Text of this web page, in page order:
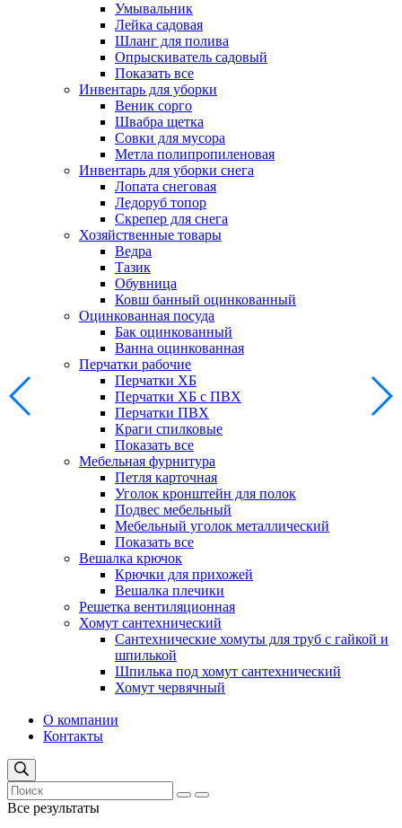
Умывальник
Лейка садовая
Шланг для полива
Опрыскиватель садовый
Показать все
Инвентарь для уборки
Веник сорго
Швабра щетка
Совки для мусора
Метла полипропиленовая
Инвентарь для уборки снега
Лопата снеговая
Ледоруб топор
Скрепер для снега
Хозяйственные товары
Ведра
Тазик
Обувница
Ковш банный оцинкованный
Оцинкованная посуда
Бак оцинкованный
Ванна оцинкованная
Перчатки рабочие
Перчатки ХБ
Перчатки ХБ с ПВХ
Перчатки ПВХ
Краги спилковые
Показать все
Мебельная фурнитура
Петля карточная
Уголок кронштейн для полок
Подвес мебельный
Мебельный уголок металлический
Показать все
Вешалка крючок
Крючки для прихожей
Вешалка плечики
Решетка вентиляционная
Хомут сантехнический
Сантехнические хомуты для труб с гайкой и
шпилькой
Шпилька под хомут сантехнический
Хомут червячный
О компании
Контакты
Все результаты